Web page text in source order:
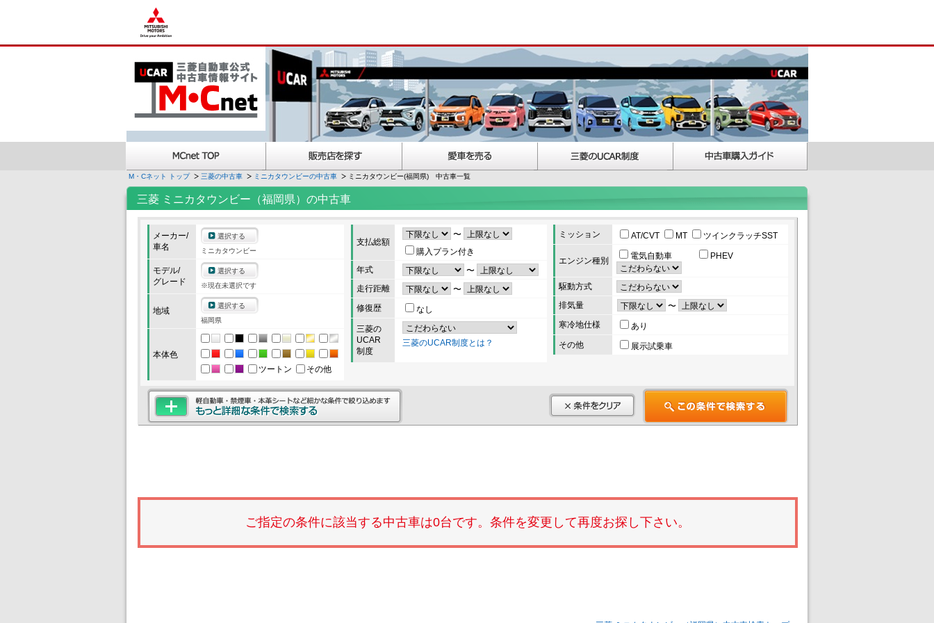
M・Cネット トップ 三菱の中古車 ミニカタウンビーの中古車 ミニカタウンビー(福岡県) 中古車一覧
三菱 ミニカタウンビー（福岡県）の中古車
メーカー/
車名
選択する
ミニカタウンビー
モデル/
グレード
選択する
※現在未選択です
地域
選択する
福岡県
本体色
ツートン
その他
支払総額
〜
購入プラン付き
年式
〜
走行距離
〜
修復歴
なし
三菱の
UCAR
制度
三菱のUCAR制度とは？
ミッション AT/CVT MT ツインクラッチSST
エンジン種別 電気自動車 PHEV
駆動方式
排気量
〜
寒冷地仕様
あり
その他
展示試乗車
ご指定の条件に該当する中古車は0台です。条件を変更して再度お探し下さい。